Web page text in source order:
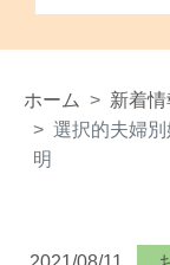
ホーム 新着
選択的夫婦
明